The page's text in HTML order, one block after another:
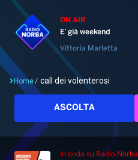
ON AIR
E’ già weekend
Vittoria Marletta
Home/ call dei volenterosi
ASCOLTA
In onda su Radio